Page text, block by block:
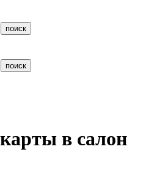
в салон